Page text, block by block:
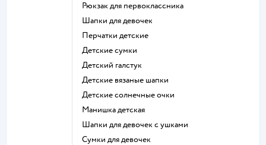
Рюкзак для первоклассника
Шапки для девочек
Перчатки детские
Детские сумки
Детский галстук
Детские вязаные шапки
Детские солнечные очки
Манишка детская
Шапки для девочек с ушками
Сумки для девочек